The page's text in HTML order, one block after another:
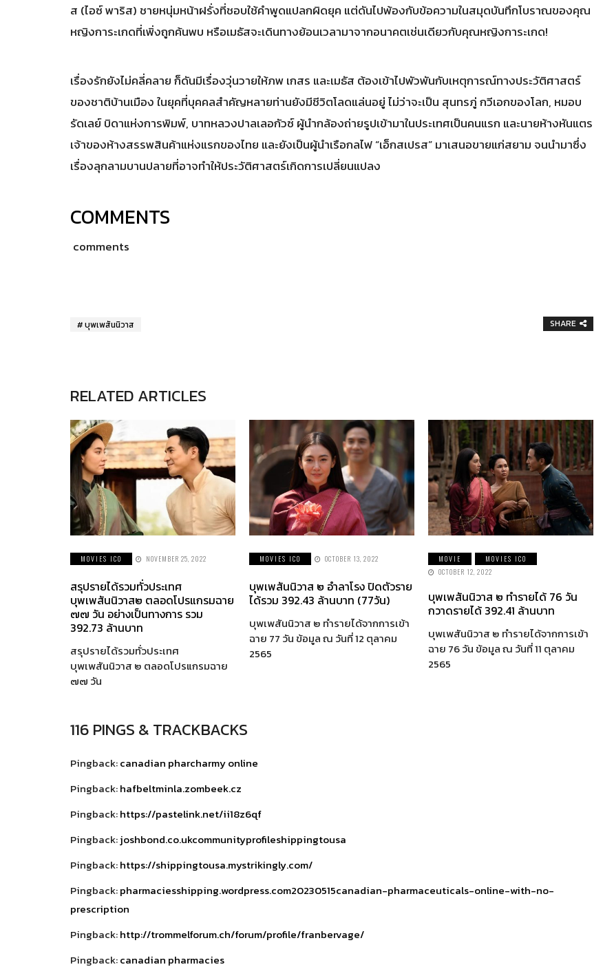
ส (ไอซ์ พาริส) ชายหนุ่มหน้าฝรั่งที่ชอบใช้คำพูดแปลกผิดยุค แต่ดันไปพ้องกับข้อความในสมุดบันทึกโบราณของคุณ
หญิงการะเกดที่เพิ่งถูกค้นพบ หรือเมธัสจะเดินทางย้อนเวลามาจากอนาคตเช่นเดียวกับคุณหญิงการะเกด!
เรื่องรักยังไม่คลี่คลาย ก็ดันมีเรื่องวุ่นวายให้ภพ เกสร และเมธัส ต้องเข้าไปพัวพันกับเหตุการณ์ทางประวัติศาสตร์
ของชาติบ้านเมือง ในยุคที่บุคคลสำคัญหลายท่านยังมีชีวิตโลดแล่นอยู่ ไม่ว่าจะเป็น สุนทรภู่ กวีเอกของโลก, หมอบ
รัดเลย์ บิดาแห่งการพิมพ์, บาทหลวงปาลเลอกัวซ์ ผู้นำกล้องถ่ายรูปเข้ามาในประเทศเป็นคนแรก และนายห้างหันแตร
เจ้าของห้างสรรพสินค้าแห่งแรกของไทย และยังเป็นผู้นำเรือกลไฟ “เอ็กสเปรส” มาเสนอขายแก่สยาม จนนำมาซึ่ง
เรื่องลุกลามบานปลายที่อาจทำให้ประวัติศาสตร์เกิดการเปลี่ยนแปลง
COMMENTS
comments
บุพเพสันนิวาส SHARE
RELATED ARTICLES
MOVIES ICO NOVEMBER 25, 2022
สรุปรายได้รวมทั่วประเทศ
บุพเพสันนิวาส๒ ตลอดโปรแกรมฉาย
๗๗ วัน อย่างเป็นทางการ รวม
392.73 ล้านบาท
สรุปรายได้รวมทั่วประเทศ
บุพเพสันนิวาส ๒ ตลอดโปรแกรมฉาย
๗๗ วัน
MOVIES ICO OCTOBER 13, 2022
บุพเพสันนิวาส ๒ อำลาโรง ปิดตัวราย
ได้รวม 392.43 ล้านบาท (77วัน)
บุพเพสันนิวาส ๒ ทำรายได้จากการเข้า
ฉาย 77 วัน ข้อมูล ณ วันที่ 12 ตุลาคม
2565
MOVIE
MOVIES ICO
OCTOBER 12, 2022
บุพเพสันนิวาส ๒ ทำรายได้ 76 วัน
กวาดรายได้ 392.41 ล้านบาท
บุพเพสันนิวาส ๒ ทำรายได้จากการเข้า
ฉาย 76 วัน ข้อมูล ณ วันที่ 11 ตุลาคม
2565
116 PINGS & TRACKBACKS
Pingback:canadian pharcharmy online
Pingback:hafbeltminla.zombeek.cz
Pingback:https://pastelink.net/ii18z6qf
Pingback:joshbond.co.ukcommunityprofileshippingtousa
Pingback:https://shippingtousa.mystrikingly.com/
Pingback:pharmaciesshipping.wordpress.com20230515canadian-pharmaceuticals-online-with-no-
prescription
Pingback:http://trommelforum.ch/forum/profile/franbervage/
Pingback:canadian pharmacies